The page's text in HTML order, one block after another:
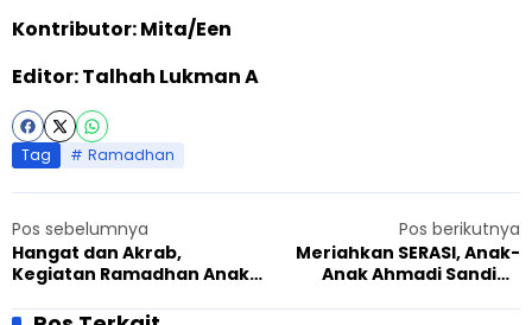
Kontributor: Mita/Een
Editor: Talhah Lukman A
Tag Ramadhan
Pos sebelumnya
Hangat dan Akrab,
Kegiatan Ramadhan Anak-
Dihadiri Anak-Anak Non
Pos berikutnya
Meriahkan SERASI, Anak-
Anak Ahmadi Sanding
Hafalan Doa Program